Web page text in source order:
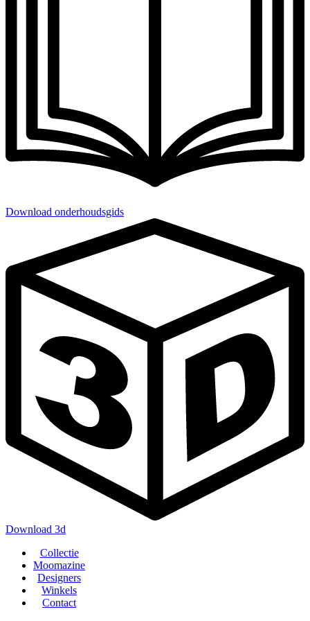
Download onderhoudsgids
Download 3d
Main
navigation
Collectie
Moomazine
Designers
Winkels
Contact